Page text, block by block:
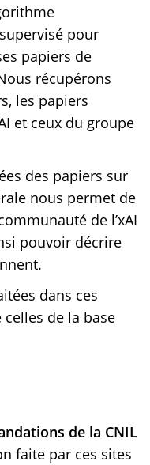
pour
papiers de
récupérons
les papiers
et ceux du groupe
des papiers sur
nous permet de
de l’xAI
pouvoir décrire
dans ces
de la base
de la CNIL
faite par ces sites